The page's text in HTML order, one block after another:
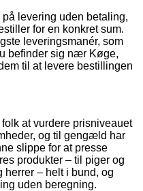
levering uden betaling,
for en konkret sum.
leveringsmanér, som
befinder sig nær Køge,
til at levere bestillingen
at vurdere prisniveauet
og til gengæld har
slippe for at presse
produkter – til piger og
herrer – helt i bund, og
uden beregning.